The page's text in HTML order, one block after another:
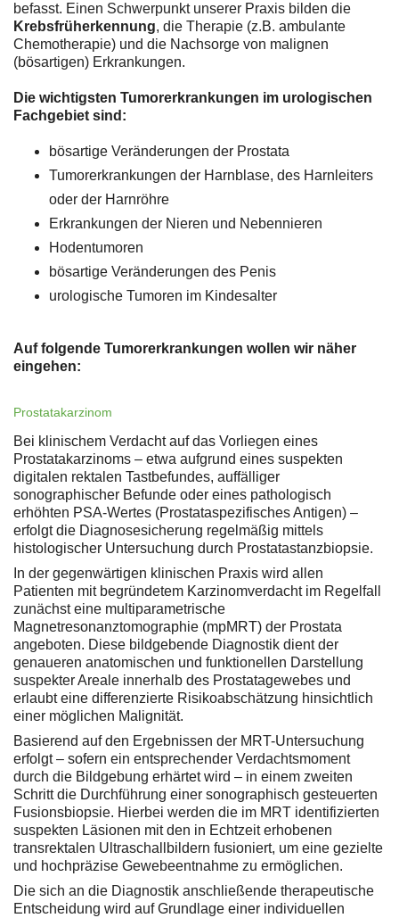
befasst. Einen Schwerpunkt unserer Praxis bilden die
Krebsfrüherkennung, die Therapie (z.B. ambulante
Chemotherapie) und die Nachsorge von malignen
(bösartigen) Erkrankungen.
Die wichtigsten Tumorerkrankungen im urologischen
Fachgebiet sind:
bösartige Veränderungen der Prostata
Tumorerkrankungen der Harnblase, des Harnleiters
oder der Harnröhre
Erkrankungen der Nieren und Nebennieren
Hodentumoren
bösartige Veränderungen des Penis
urologische Tumoren im Kindesalter
Auf folgende Tumorerkrankungen wollen wir näher
eingehen:
Prostatakarzinom
Bei klinischem Verdacht auf das Vorliegen eines
Prostatakarzinoms – etwa aufgrund eines suspekten
digitalen rektalen Tastbefundes, auffälliger
sonographischer Befunde oder eines pathologisch
erhöhten PSA-Wertes (Prostataspezifisches Antigen) –
erfolgt die Diagnosesicherung regelmäßig mittels
histologischer Untersuchung durch Prostatastanzbiopsie.
In der gegenwärtigen klinischen Praxis wird allen
Patienten mit begründetem Karzinomverdacht im Regelfall
zunächst eine multiparametrische
Magnetresonanztomographie (mpMRT) der Prostata
angeboten. Diese bildgebende Diagnostik dient der
genaueren anatomischen und funktionellen Darstellung
suspekter Areale innerhalb des Prostatagewebes und
erlaubt eine differenzierte Risikoabschätzung hinsichtlich
einer möglichen Malignität.
Basierend auf den Ergebnissen der MRT-Untersuchung
erfolgt – sofern ein entsprechender Verdachtsmoment
durch die Bildgebung erhärtet wird – in einem zweiten
Schritt die Durchführung einer sonographisch gesteuerten
Fusionsbiopsie. Hierbei werden die im MRT identifizierten
suspekten Läsionen mit den in Echtzeit erhobenen
transrektalen Ultraschallbildern fusioniert, um eine gezielte
und hochpräzise Gewebeentnahme zu ermöglichen.
Die sich an die Diagnostik anschließende therapeutische
Entscheidung wird auf Grundlage einer individuellen